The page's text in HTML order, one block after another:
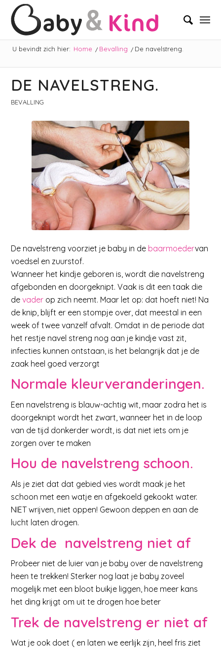
U bevindt zich hier: Home / Bevalling / De navelstreng.
DE NAVELSTRENG.
BEVALLING
De navelstreng voorziet je baby in de baarmoedervan
voedsel en zuurstof.
Wanneer het kindje geboren is, wordt die navelstreng
afgebonden en doorgeknipt. Vaak is dit een taak die
devader op zich neemt. Maar let op: dat hoeft niet! Na
de knip, blijft er een stompje over, dat meestal in een
week of twee vanzelf afvalt. Omdat in de periode dat
het restje navel streng nog aan je kindje vast zit,
infecties kunnen ontstaan, is het belangrijk dat je de
zaak heel goed verzorgt
Normale kleurveranderingen.
Een navelstreng is blauw-achtig wit, maar zodra het is
doorgeknipt wordt het zwart, wanneer het in de loop
van de tijd donkerder wordt, is dat niet iets om je
zorgen over te maken
Hou de navelstreng schoon.
Als je ziet dat dat gebied vies wordt maak je het
schoon met een watje en afgekoeld gekookt water.
NIET wrijven, niet oppen! Gewoon deppen en aan de
lucht laten drogen.
Dek de navelstreng niet af
Probeer niet de luier van je baby over de navelstreng
heen te trekken! Sterker nog laat je baby zoveel
mogelijk met een bloot buikje liggen, hoe meer kans
het ding krijgt om uit te drogen hoe beter
Trek de navelstreng er niet af
Wat je ook doet ( en laten we eerlijk zijn, heel fris ziet